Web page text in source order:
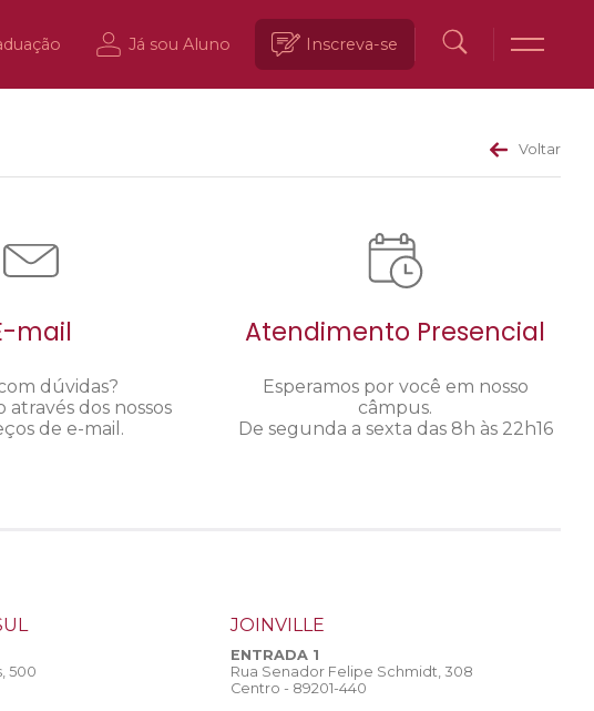
Já sou Aluno Inscreva-se
Voltar
mail
dúvidas?
através dos nossos
de e-mail.
Atendimento Presencial
Esperamos por você em nosso
câmpus.
De segunda a sexta das 8h às 22h16
500
JOINVILLE
ENTRADA 1
Rua Senador Felipe Schmidt, 308
Centro - 89201-440